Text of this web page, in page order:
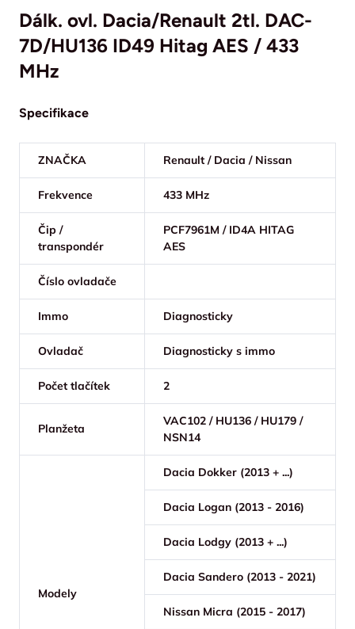
Dálk. ovl. Dacia/Renault 2tl. DAC-
7D/HU136 ID49 Hitag AES / 433
MHz
Specifikace
ZNAČKA Renault / Dacia / Nissan
Frekvence 433 MHz
Čip /
transpondér
PCF7961M / ID4A HITAG
AES
Číslo ovladače
Immo Diagnosticky
Ovladač Diagnosticky s immo
Počet tlačítek 2
Planžeta
VAC102 / HU136 / HU179 /
NSN14
Modely
Dacia Dokker (2013 + ...)
Dacia Logan (2013 - 2016)
Dacia Lodgy (2013 + ...)
Dacia Sandero (2013 - 2021)
Nissan Micra (2015 - 2017)